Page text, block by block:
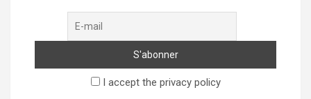
I accept the privacy policy